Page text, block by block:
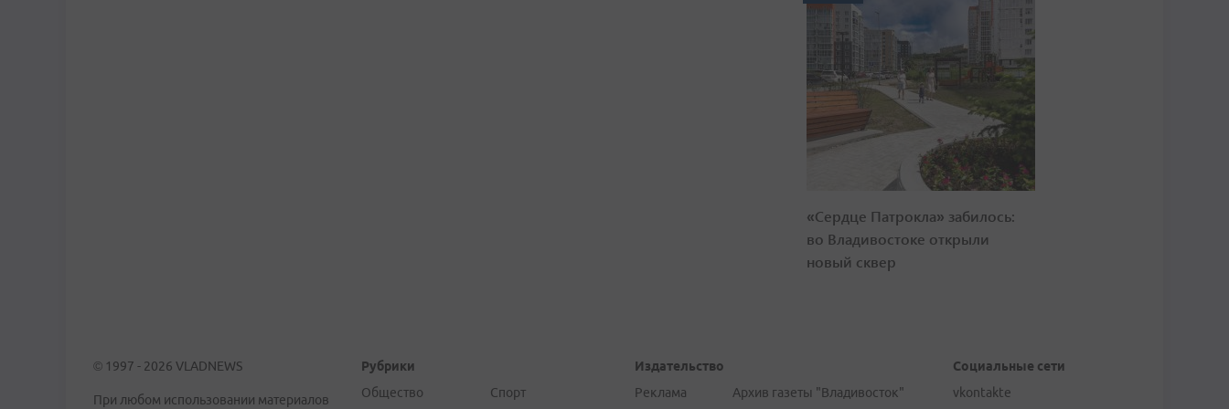
«Сердце Патрокла» забилось:
во Владивостоке открыли
новый сквер
© 1997 - 2026 VLADNEWS
При любом использовании материалов
Рубрики
Общество
Спорт
Издательство
Реклама
Архив газеты "Владивосток"
Социальные сети
vkontakte